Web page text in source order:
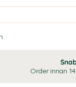
Order innan